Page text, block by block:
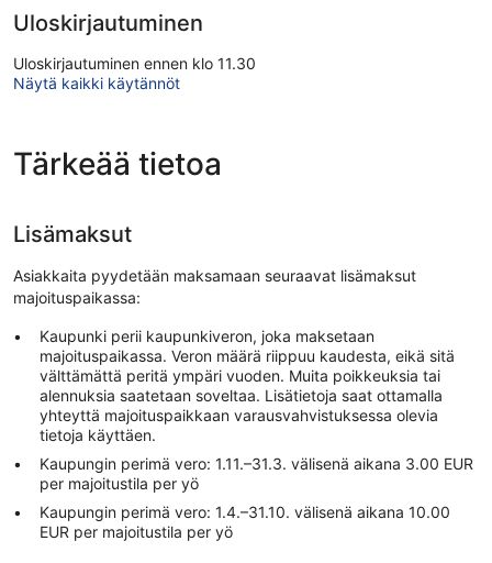
Uloskirjautuminen
Uloskirjautuminen ennen klo 11.30
Näytä kaikki käytännöt
Tärkeää tietoa
Lisämaksut
Asiakkaita pyydetään maksamaan seuraavat lisämaksut
majoituspaikassa:
Kaupunki perii kaupunkiveron, joka maksetaan
majoituspaikassa. Veron määrä riippuu kaudesta, eikä sitä
välttämättä peritä ympäri vuoden. Muita poikkeuksia tai
alennuksia saatetaan soveltaa. Lisätietoja saat ottamalla
yhteyttä majoituspaikkaan varausvahvistuksessa olevia
tietoja käyttäen.
Kaupungin perimä vero: 1.11.–31.3. välisenä aikana 3.00 EUR
per majoitustila per yö
Kaupungin perimä vero: 1.4.–31.10. välisenä aikana 10.00
EUR per majoitustila per yö